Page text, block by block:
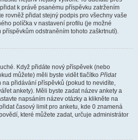
k právě psanému příspěvku zatržením
rovněž přidat stejný podpis pro všechny vaše
políčka v nastavení profilu (je možné
odstraněním tohoto zaškrtnutí).
Když přidáte nový příspěvek (nebo
můžete) měli byste vidět tlačítko Přidat
na přidávání příspěvků (pokud to nevidíte,
ankety). Měli byste zadat název ankety a
napsáním název otázky a klikněte na
časový limit pro anketu, kde 0 znamená
které můžete zadat, určuje administrátor